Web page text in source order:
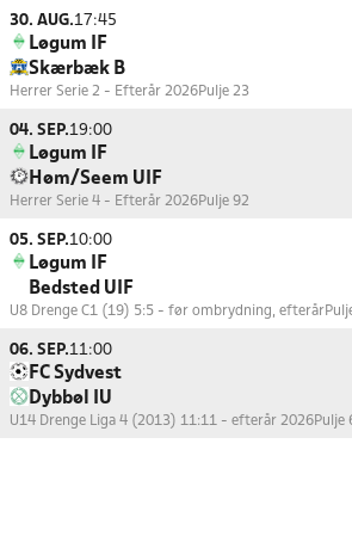
30. AUG.17:45
Løgum IF
Skærbæk B
Herrer Serie 2 - Efterår 2026Pulje 23
04. SEP.19:00
Løgum IF
Høm/Seem UIF
Herrer Serie 4 - Efterår 2026Pulje 92
05. SEP.10:00
Løgum IF
Bedsted UIF
U8 Drenge C1 (19) 5:5 - før ombrydning, efterår
06. SEP.11:00
FC Sydvest
Dybbøl IU
U14 Drenge Liga 4 (2013) 11:11 - efterår 2026Pulje